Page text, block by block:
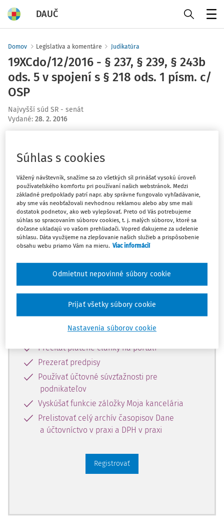
DAUČ
Domov Legislatíva a komentáre Judikatúra
19XCdo/12/2016 - § 237, § 239, § 243b
ods. 5 v spojení s § 218 ods. 1 písm. c/
OSP
Najvyšší súd SR - senát
Vydané: 28. 2. 2016
Zatiaľ ste si prečítali len začiatok...
Celý dokument je len pre
predplatiteľov.
Zaregistrujte sa a získajte
zadarmo prístup k vybranému obsahu
na 10 dní.
Vďaka registrácii si môžete
Prečítať platené články na portáli
Prezerať predpisy
Používať účtovné súvzťažnosti pre
podnikateľov
Vyskúšať funkcie záložky Moja kancelária
Prelistovať celý archív časopisov Dane
a účtovníctvo v praxi a DPH v praxi
Registrovať
Súhlas s cookies
Vážený návštevník, snažíme sa zo všetkých síl prinášať vysokú úroveň
používateľského komfortu pri používaní našich webstránok. Medzi
základné predpoklady patrí napr. aby správne fungovalo vyhľadávanie,
aby sme vás neobťažovali nevhodnou reklamou alebo aby sme mali
dostatok podnetov, ako web vylepšovať. Preto od Vás potrebujeme
súhlas so spracovaním súborov cookies, t. j. malých súborov, ktoré sa
dočasne ukladajú vo vašom prehliadači. Vopred ďakujeme za udelenie
súhlasu. Dáta využijeme na zlepšovanie našich služieb a prispôsobenie
obsahu webu priamo Vám na mieru. Viac informácií
Nastavenia súborov cookie
Odmietnut nepovinné súbory cookie
Prijať všetky súbory cookie